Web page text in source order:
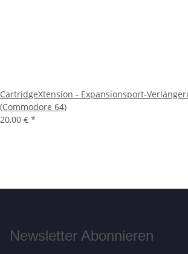
CartridgeXtension - Expansionsport-
(Commodore 64)
20,00 € *
Newsletter Abonnieren